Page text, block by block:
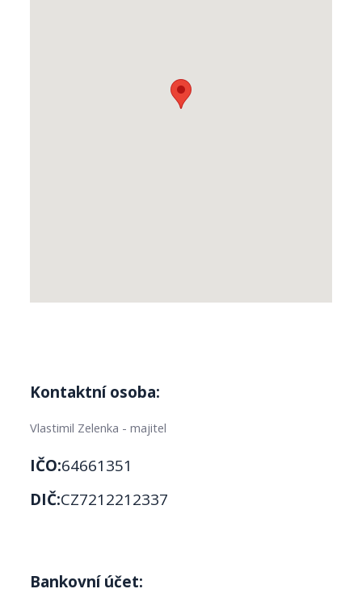
Kontaktní osoba:
Vlastimil Zelenka - majitel
IČO:64661351
DIČ:CZ7212212337
Bankovní účet: